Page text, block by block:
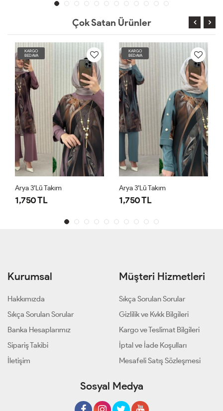
Çok Satan Ürünler
KARGO
BEDAVA
Arya 3’lü Takım
1,750 TL
KARGO
BEDAVA
Arya 3’lü Takım
1,750 TL
Kurumsal
Hakkımızda
Sıkça Sorulan Sorular
Banka Hesaplarımız
Sipariş Takibi
İletişim
Müşteri Hizmetleri
Sıkça Sorulan Sorular
Gizlilik ve Kvkk Bilgileri
Kargo ve Teslimat Bilgileri
İptal ve İade Koşulları
Mesafeli Satış Sözleşmesi
Sosyal Medya